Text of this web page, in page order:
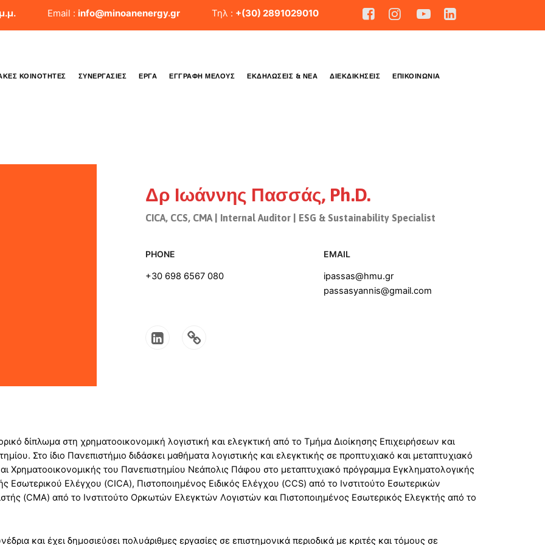
Email : info@minoanenergy.gr Τηλ : +(30) 2891029010
ΚΟΙΝΌΤΗΤΕΣ ΣΥΝΕΡΓΑΣΊΕΣ ΈΡΓΑ ΕΓΓΡΑΦΉ ΜΈΛΟΥΣ ΕΚΔΗΛΏΣΕΙΣ & ΝΈΑ ΔΙΕΚΔΙΚΉΣΕΙΣ ΕΠΙΚΟΙΝΩΝΊΑ
Δρ Ιωάννης Πασσάς, Ph.D.
CICA, CCS, CMA | Internal Auditor | ESG & Sustainability Specialist
PHONE
+30 698 6567 080
EMAIL
ipassas@hmu.gr
passasyannis@gmail.com
δίπλωμα στη χρηματοοικονομική λογιστική και ελεγκτική από το Τμήμα Διοίκησης Επιχειρήσεων και
Στο ίδιο Πανεπιστήμιο διδάσκει μαθήματα λογιστικής και ελεγκτικής σε προπτυχιακό και μεταπτυχιακό
Χρηματοοικονομικής του Πανεπιστημίου Νεάπολις Πάφου στο μεταπτυχιακό πρόγραμμα Εγκληματολογικής
Εσωτερικού Ελέγχου (CICA), Πιστοποιημένος Ειδικός Ελέγχου (CCS) από το Ινστιτούτο Εσωτερικών
(CMA) από το Ινστιτούτο Ορκωτών Ελεγκτών Λογιστών και Πιστοποιημένος Εσωτερικός Ελεγκτής από το
και έχει δημοσιεύσει πολυάριθμες εργασίες σε επιστημονικά περιοδικά με κριτές και τόμους σε